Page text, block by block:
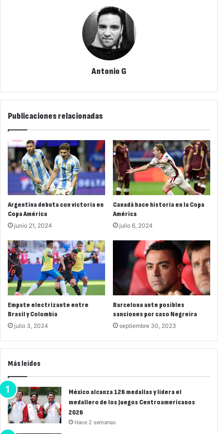
Antonio G
Publicaciones relacionadas
Argentina debuta con victoria en
Copa América
junio 21, 2024
Canadá hace historia en la Copa
América
julio 6, 2024
Empate electrizante entre
Brasil y Colombia
julio 3, 2024
Barcelona ante posibles
sanciones por caso Negreira
septiembre 30, 2023
Más leídos
México alcanza 126 medallas y lidera el
medallero de los Juegos Centroamericanos
2026
Hace 2 semanas